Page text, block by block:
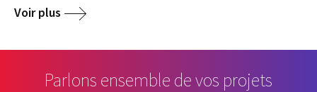
Voir plus
Parlons ensemble de vos projets